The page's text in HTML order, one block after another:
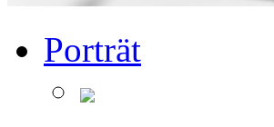
Porträt